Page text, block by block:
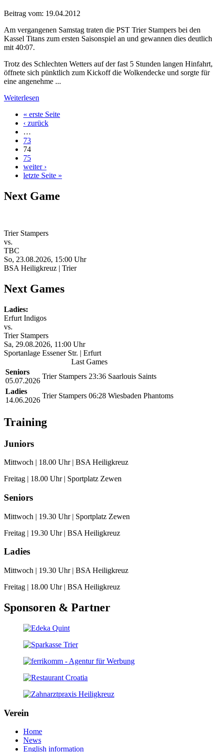
Beitrag vom: 19.04.2012
Am vergangenen Samstag traten die PST Trier Stampers bei den
Kassel Titans zum ersten Saisonspiel an und gewannen dies deutlich
mit 40:07.
Trotz des Schlechten Wetters auf der fast 5 Stunden langen Hinfahrt,
öffnete sich pünktlich zum Kickoff die Wolkendecke und sorgte für
eine angenehme ...
Weiterlesen
« erste Seite
‹ zurück
…
73
74
75
weiter ›
letzte Seite »
Next Game
Trier Stampers
vs.
TBC
So, 23.08.2026, 15:00 Uhr
BSA Heiligkreuz | Trier
Next Games
Ladies:
Erfurt Indigos
vs.
Trier Stampers
Sa, 29.08.2026, 11:00 Uhr
Sportanlage Essener Str. | Erfurt
Last Games
Seniors
05.07.2026
Trier Stampers 23:36 Saarlouis Saints
Ladies
14.06.2026
Trier Stampers 06:28 Wiesbaden Phantoms
Training
Juniors
Mittwoch | 18.00 Uhr | BSA Heiligkreuz
Freitag | 18.00 Uhr | Sportplatz Zewen
Seniors
Mittwoch | 19.30 Uhr | Sportplatz Zewen
Freitag | 19.30 Uhr | BSA Heiligkreuz
Ladies
Mittwoch | 19.30 Uhr | BSA Heiligkreuz
Freitag | 18.00 Uhr | BSA Heiligkreuz
Sponsoren & Partner
Verein
Home
News
English information